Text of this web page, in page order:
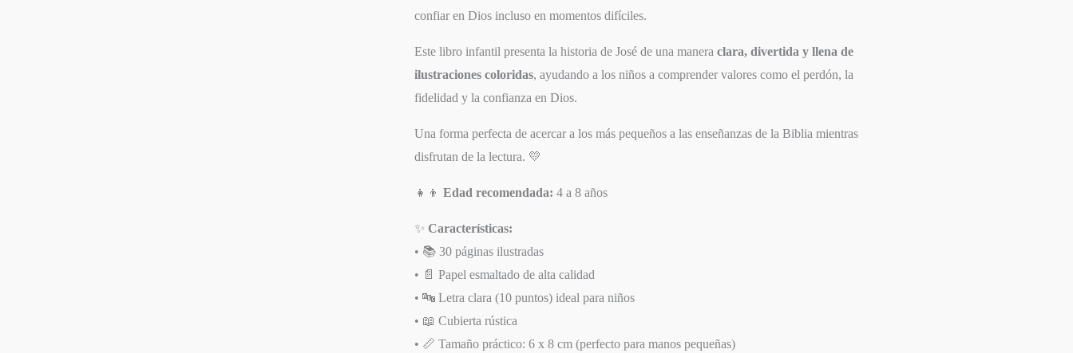
SIGUIENTE
EPISODIO
confiar en Dios incluso en momentos difíciles.
Este libro infantil presenta la historia de José de una maneraclara, divertida y llena de
ilustraciones coloridas, ayudando a los niños a comprender valores como el perdón, la
fidelidad y la confianza en Dios.
Una forma perfecta de acercar a los más pequeños a las enseñanzas de la Biblia mientras
disfrutan de la lectura. 💛
👧👦Edad recomendada: 4 a 8 años
✨Características:
• 📚 30 páginas ilustradas
• 📄 Papel esmaltado de alta calidad
• 🔤 Letra clara (10 puntos) ideal para niños
• 📖 Cubierta rústica
• 📏 Tamaño práctico: 6 x 8 cm (perfecto para manos pequeñas)